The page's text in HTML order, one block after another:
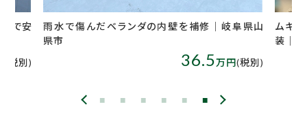
岐阜県山
万円(税別)
ムキコートクリヤーで美しい艶が復活した外壁塗
140万円(税別)